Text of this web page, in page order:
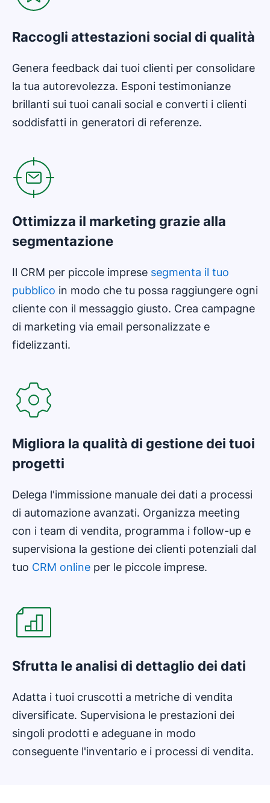
Raccogli attestazioni social di qualità
Genera feedback dai tuoi clienti per consolidare
la tua autorevolezza. Esponi testimonianze
brillanti sui tuoi canali social e converti i clienti
soddisfatti in generatori di referenze.
Ottimizza il marketing grazie alla
segmentazione
Il CRM per piccole imprese segmenta il tuo
pubblico in modo che tu possa raggiungere ogni
cliente con il messaggio giusto. Crea campagne
di marketing via email personalizzate e
fidelizzanti.
Migliora la qualità di gestione dei tuoi
progetti
Delega l'immissione manuale dei dati a processi
di automazione avanzati. Organizza meeting
con i team di vendita, programma i follow-up e
supervisiona la gestione dei clienti potenziali dal
tuo CRM online per le piccole imprese.
Sfrutta le analisi di dettaglio dei dati
Adatta i tuoi cruscotti a metriche di vendita
diversificate. Supervisiona le prestazioni dei
singoli prodotti e adeguane in modo
conseguente l'inventario e i processi di vendita.